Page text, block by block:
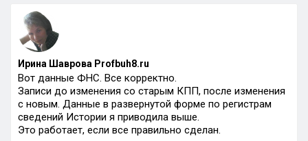
Ирина Шаврова Profbuh8.ru
Вот данные ФНС. Все корректно.
Записи до изменения со старым КПП, после изменения
с новым. Данные в развернутой форме по регистрам
сведений Истории я приводила выше.
Это работает, если все правильно сделан.